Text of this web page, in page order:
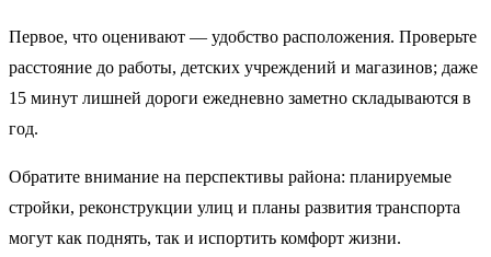
Первое, что оценивают — удобство расположения. Проверьте
расстояние до работы, детских учреждений и магазинов; даже
15 минут лишней дороги ежедневно заметно складываются в
год.
Обратите внимание на перспективы района: планируемые
стройки, реконструкции улиц и планы развития транспорта
могут как поднять, так и испортить комфорт жизни.